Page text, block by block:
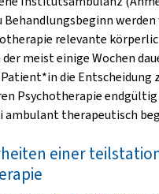
Behandlungsbeginn
relevante
meist einige Wochen
die Entscheidung
Psychotherapie
ambulant therapeutisch
einer